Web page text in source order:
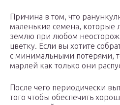
Причина в том, что
маленькие семена, которые
землю при любом
цветку. Если вы хотите
с минимальными потерями,
марлей как только они
После чего периодически
того чтобы обеспечить